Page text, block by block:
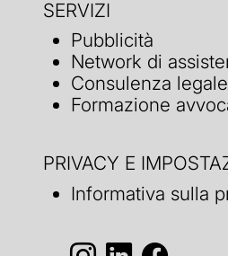
SERVIZI
Pubblicità
Network di
Consulenza
Formazione
PRIVACY E
Informativa sulla